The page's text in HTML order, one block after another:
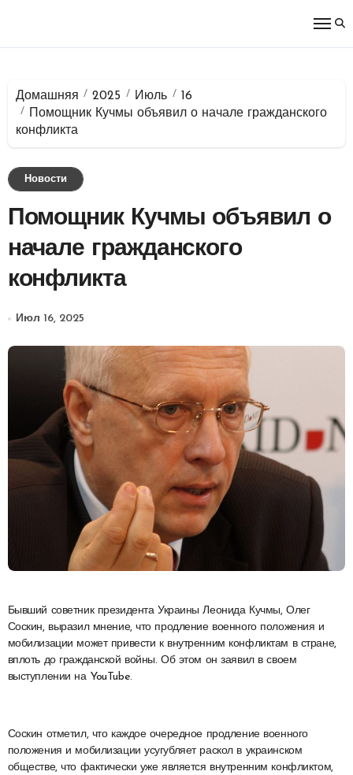
Домашняя 2025 Июль
16
Помощник Кучмы объявил о начале гражданского
конфликта
Новости
Помощник Кучмы объявил о
начале гражданского
конфликта
Июл 16, 2025
Бывший советник президента Украины Леонида Кучмы, Олег
Соскин, выразил мнение, что продление военного положения и
мобилизации может привести к внутренним конфликтам в стране,
вплоть до гражданской войны. Об этом он заявил в своем
выступлении на YouTube.
Соскин отметил, что каждое очередное продление военного
положения и мобилизации усугубляет раскол в украинском
обществе, что фактически уже является внутренним конфликтом,